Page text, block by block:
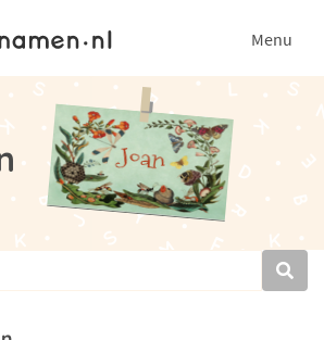
Menu